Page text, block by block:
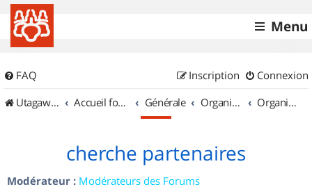
Menu
FAQ Connexion
Inscription
UtagawaVTT (Randos VTT et VTTAE avec traces GPS)
Accueil forum Générale Organisation de sorties & Recherche de partenaires Organisation de sorties en région Provence Alpes Côte d'Azur
cherche partenaires
Modérateur : Modérateurs des Forums